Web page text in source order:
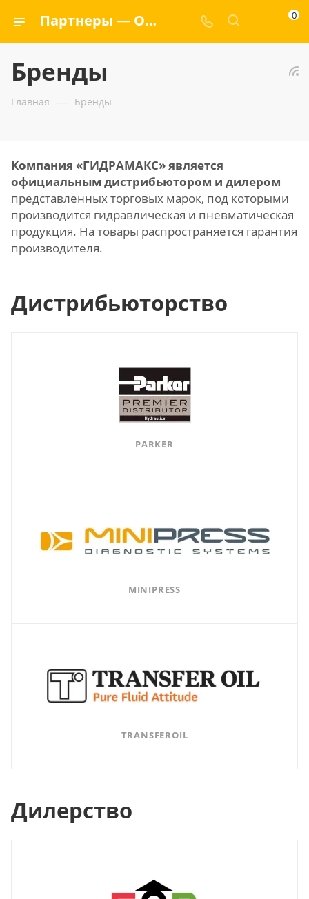
Партнеры — ООО «ГИДРАМАКС» 0
Бренды
Главная — Бренды
Компания «ГИДРАМАКС» является
официальным дистрибьютором и дилером
представленных торговых марок, под которыми
производится гидравлическая и пневматическая
продукция. На товары распространяется гарантия
производителя.
Дистрибьюторство
PARKER
MINIPRESS
TRANSFEROIL
Дилерство